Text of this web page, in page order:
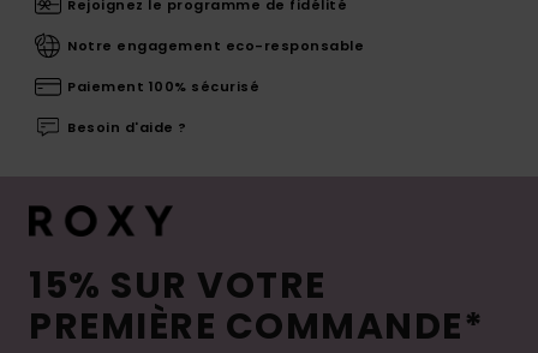
Rejoignez le programme de fidélité
Notre engagement eco-responsable
Paiement 100% sécurisé
Besoin d'aide ?
15% SUR VOTRE
PREMIÈRE COMMANDE*